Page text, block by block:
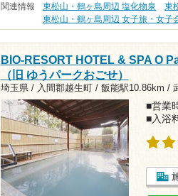
関連情報 東松山・鶴ヶ島周辺 塩化物泉 東
東松山・鶴ヶ島周辺 女子旅・女子
BIO-RESORT HOTEL & SPA O
（旧 ゆうパークおごせ）
埼玉県 / 入間郡越生町 / 飯能駅10.86km /
■営業
■入浴